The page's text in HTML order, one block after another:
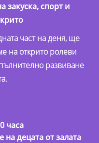
закуска, спорт и
част на деня, ще
на открито ролеви
развиване
часа
децата от залата